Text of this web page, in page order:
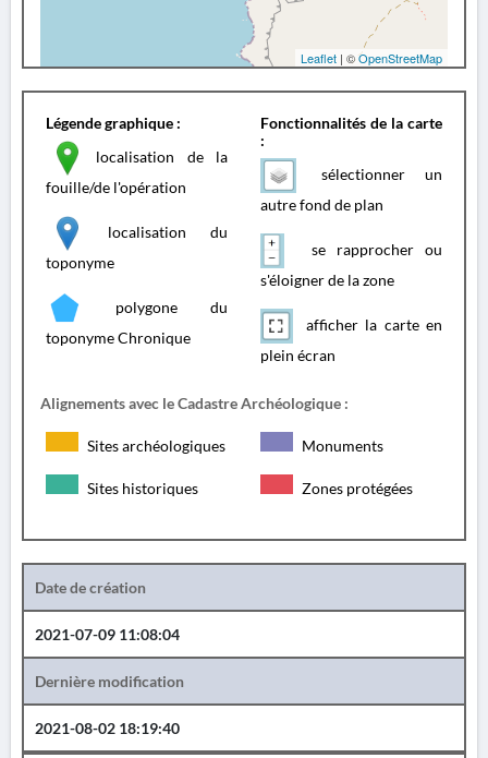
Leaflet | ©OpenStreetMap
Légende graphique :
localisation de la
fouille/de l'opération
localisation du
toponyme
polygone du
toponyme Chronique
Fonctionnalités de la carte
:
sélectionner un
autre fond de plan
se rapprocher ou
s'éloigner de la zone
afficher la carte en
plein écran
Alignements avec le Cadastre Archéologique :
Sites archéologiques Monuments
Sites historiques Zones protégées
Date de création
2021-07-09 11:08:04
Dernière modification
2021-08-02 18:19:40